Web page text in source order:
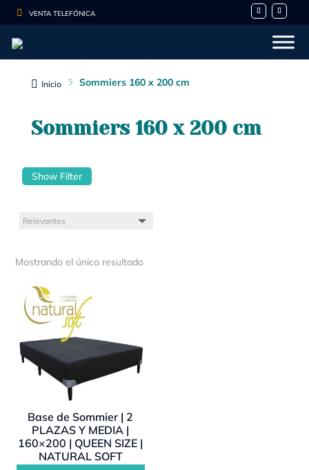
 VENTA TELEFÓNICA
 Inicio 5 Sommiers 160 x 200 cm
Sommiers 160 x 200 cm
Show Filter
Mostrando el único resultado
- 10%
Base de Sommier | 2
PLAZAS Y MEDIA |
160×200 | QUEEN SIZE |
NATURAL SOFT